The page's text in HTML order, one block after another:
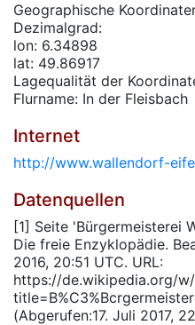
Geographische
Dezimalgrad:
lon: 6.34898
lat: 49.86917
Lagequalität der
Flurname: In der Fleisbach
Internet
http://www.wallendorf-
Datenquellen
[1] Seite 'Bürgermeisterei
Die freie Enzyklopädie.
2016, 20:51 UTC. URL:
https://de.wikipedia.org/
(Abgerufen:17. Juli 2017,